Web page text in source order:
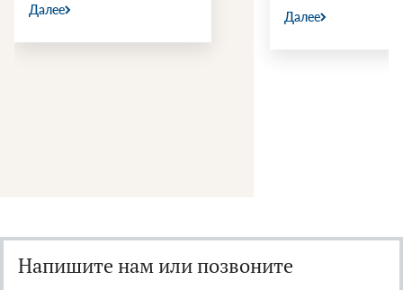
Далее Далее
Напишите нам или позвоните